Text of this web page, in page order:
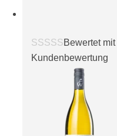
Bewertet mit
Kundenbewertung